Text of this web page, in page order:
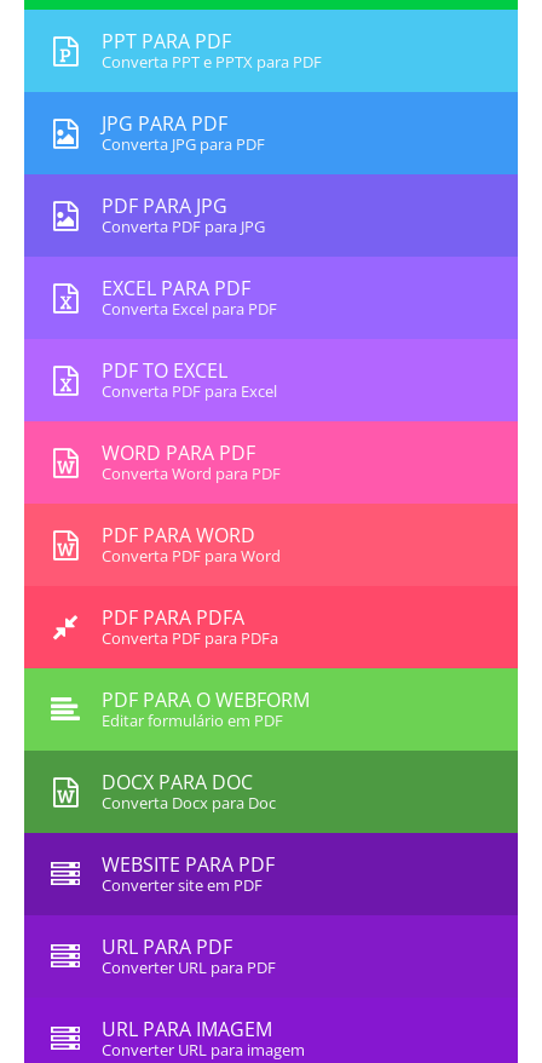
PPT PARA PDF
Converta PPT e PPTX para PDF
JPG PARA PDF
Converta JPG para PDF
PDF PARA JPG
Converta PDF para JPG
EXCEL PARA PDF
Converta Excel para PDF
PDF TO EXCEL
Converta PDF para Excel
WORD PARA PDF
Converta Word para PDF
PDF PARA WORD
Converta PDF para Word
PDF PARA PDFA
Converta PDF para PDFa
PDF PARA O WEBFORM
Editar formulário em PDF
DOCX PARA DOC
Converta Docx para Doc
WEBSITE PARA PDF
Converter site em PDF
URL PARA PDF
Converter URL para PDF
URL PARA IMAGEM
Converter URL para imagem